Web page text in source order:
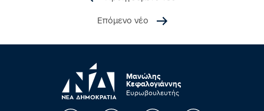
Επόμενο νέο
Μανώλης
Κεφαλογιάννης
Ευρωβουλευτής